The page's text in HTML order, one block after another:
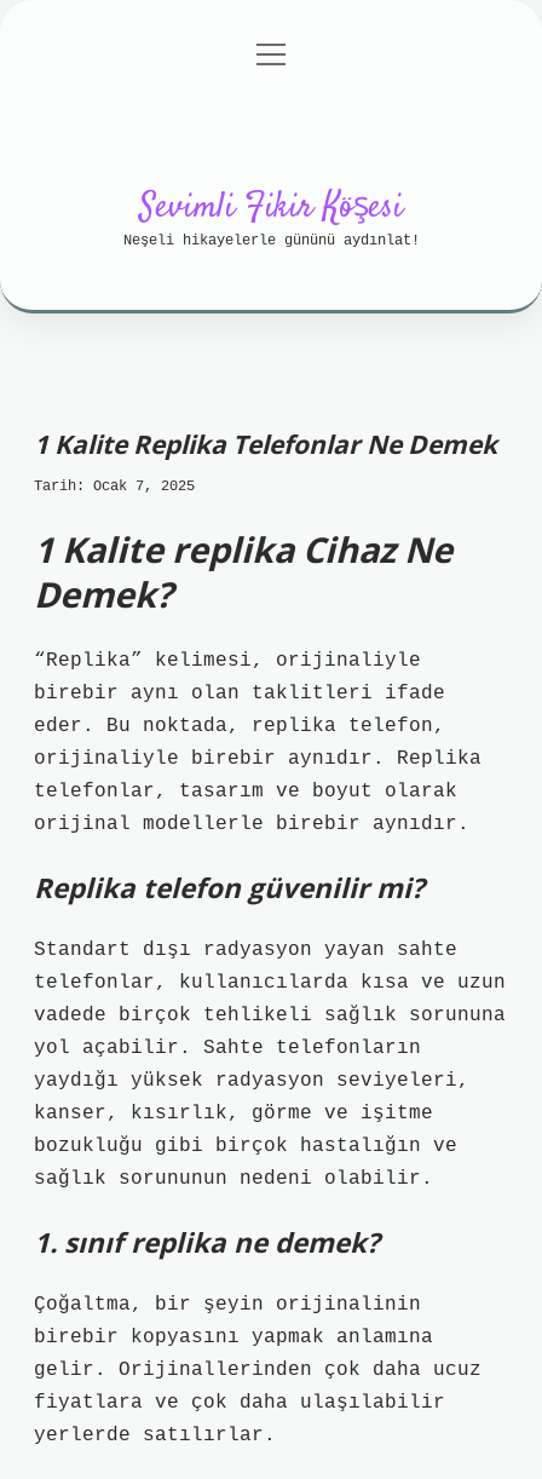
Gizlilik Politikası
menüyü
Sevimli Fikir Köşesi
Neşeli hikayelerle gününü aydınlat!
1 Kalite Replika Telefonlar Ne Demek
Tarih: Ocak 7, 2025
1 Kalite replika Cihaz Ne
Demek?
“Replika” kelimesi, orijinaliyle
birebir aynı olan taklitleri ifade
eder. Bu noktada, replika telefon,
orijinaliyle birebir aynıdır. Replika
telefonlar, tasarım ve boyut olarak
orijinal modellerle birebir aynıdır.
Replika telefon güvenilir mi?
Standart dışı radyasyon yayan sahte
telefonlar, kullanıcılarda kısa ve uzun
vadede birçok tehlikeli sağlık sorununa
yol açabilir. Sahte telefonların
yaydığı yüksek radyasyon seviyeleri,
kanser, kısırlık, görme ve işitme
bozukluğu gibi birçok hastalığın ve
sağlık sorununun nedeni olabilir.
1. sınıf replika ne demek?
Çoğaltma, bir şeyin orijinalinin
birebir kopyasını yapmak anlamına
gelir. Orijinallerinden çok daha ucuz
fiyatlara ve çok daha ulaşılabilir
yerlerde satılırlar.